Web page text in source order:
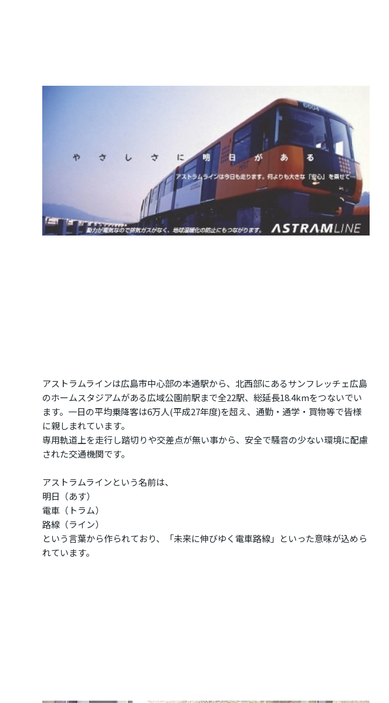
アストラムラインは広島市中心部の本通駅から、北西部にあるサンフレッチェ広島
のホームスタジアムがある広域公園前駅まで全22駅、総延長18.4kmをつないでい
ます。一日の平均乗降客は6万人(平成27年度)を超え、通勤・通学・買物等で皆様
に親しまれています。
専用軌道上を走行し踏切りや交差点が無い事から、安全で騒音の少ない環境に配慮
された交通機関です。
アストラムラインという名前は、
明日（あす）
電車（トラム）
路線（ライン）
という言葉から作られており、「未来に伸びゆく電車路線」といった意味が込めら
れています。